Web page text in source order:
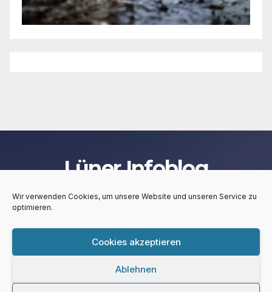
Wir verwenden Cookies, um unsere Website und unseren Service zu
optimieren.
Cookies akzeptieren
Ablehnen
Lüner Infoblog
Stolz präsentiert von WordPress
Themeansar